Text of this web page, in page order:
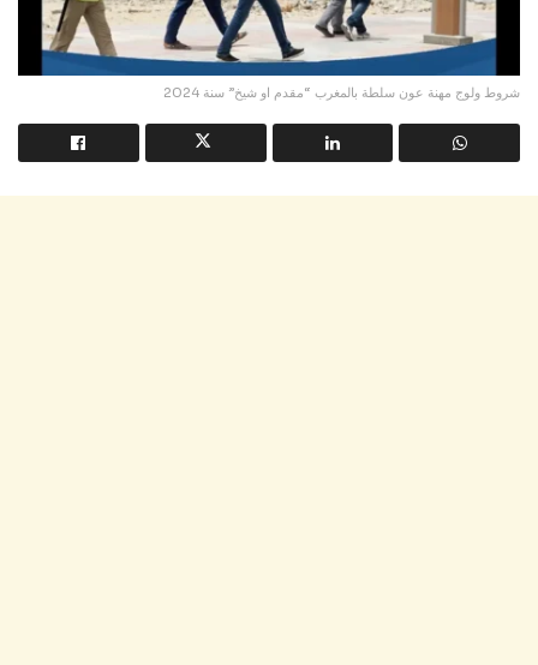
شروط ولوج مهنة عون سلطة بالمغرب “مقدم او شيخ” سنة 2024